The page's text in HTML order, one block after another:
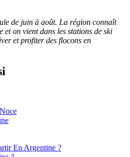
de juin à août. La région connaît
et on vient dans les stations de ski
et profiter des flocons en
En Argentine ?